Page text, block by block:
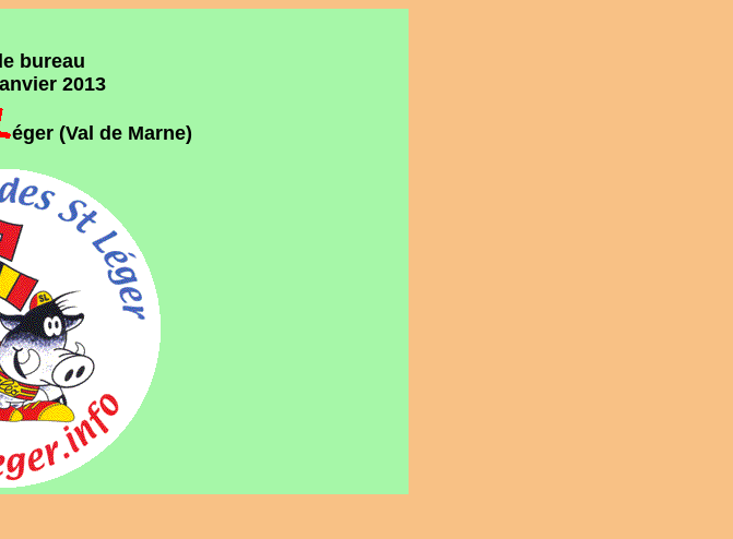
bureau
2013
éger (Val de Marne)